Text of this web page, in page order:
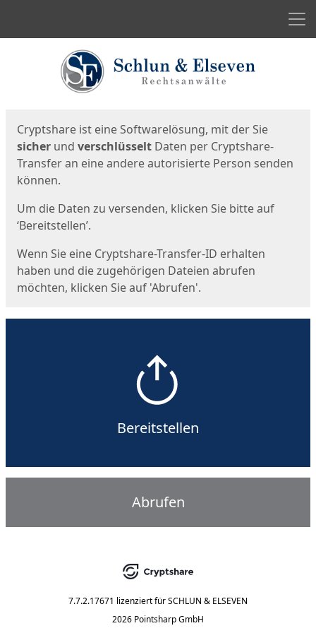
Cryptshare ist eine Softwarelösung, mit der Sie
sicher und verschlüsselt Daten per Cryptshare-
Transfer an eine andere autorisierte Person senden
können.
Um die Daten zu versenden, klicken Sie bitte auf
‘Bereitstellen’.
Wenn Sie eine Cryptshare-Transfer-ID erhalten
haben und die zugehörigen Dateien abrufen
möchten, klicken Sie auf 'Abrufen'.
Bereitstellen
Abrufen
7.7.2.17671 lizenziert fürSCHLUN & ELSEVEN
2026 Pointsharp GmbH